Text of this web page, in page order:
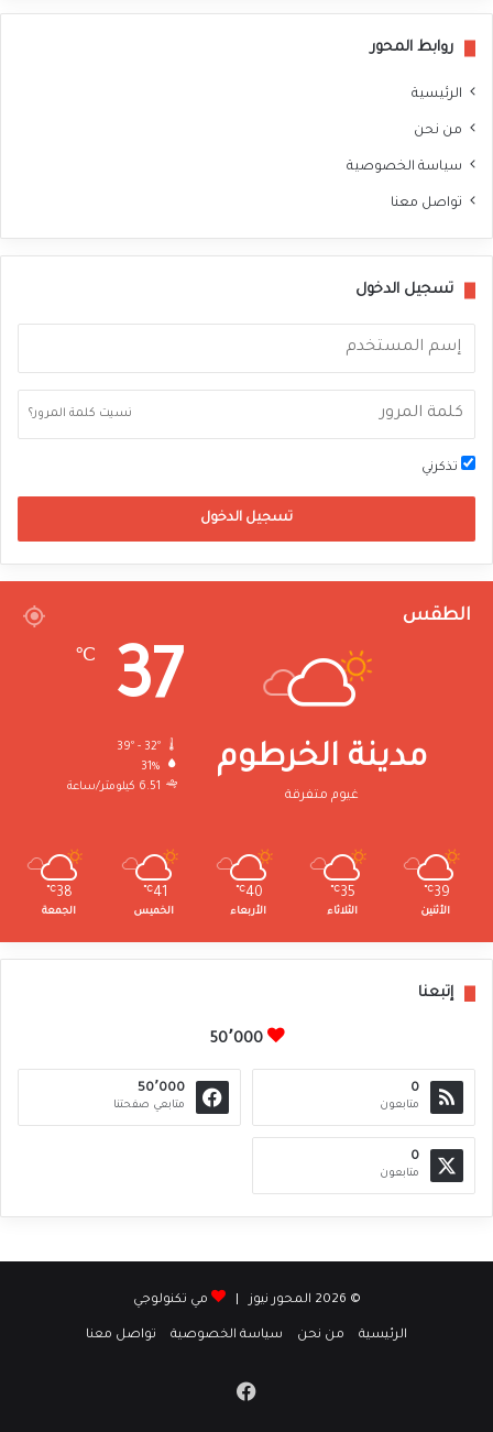
روابط المحور
الرئيسية
من نحن
سياسة الخصوصية
تواصل معنا
تسجيل الدخول
نسيت كلمة المرور؟
تذكرني
تسجيل الدخول
الطقس
مدينة الخرطوم
غيوم متفرقة
37
℃
39º - 32º
31%
6.51 كيلومتر/ساعة
39
℃
الأثنين
35
℃
الثلاثاء
40
℃
الأربعاء
41
℃
الخميس
38
℃
الجمعة
إتبعنا
50٬000
0
متابعون
50٬000
متابعي صفحتنا
0
متابعون
© 2026 المحور نيوز | مي تكنولوجي
الرئيسية من نحن سياسة الخصوصية تواصل معنا